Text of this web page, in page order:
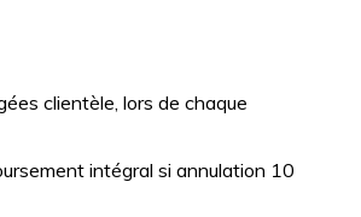
clientèle, lors de chaque
intégral si annulation 10